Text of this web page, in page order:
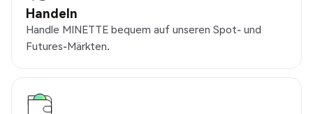
Handeln
Handle MINETTE bequem auf unseren Spot- und
Futures-Märkten.